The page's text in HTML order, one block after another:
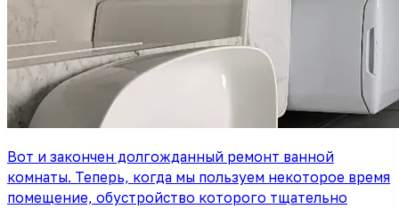
Вот и закончен долгожданный ремонт ванной
комнаты. Теперь, когда мы пользуем некоторое время
помещение, обустройство которого тщательно